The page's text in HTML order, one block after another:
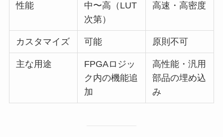
性能
中〜高（LUT
次第）
高速・高密度
カスタマイズ 可能 原則不可
主な用途
FPGAロジッ
ク内の機能追
加
高性能・汎用
部品の埋め込
み